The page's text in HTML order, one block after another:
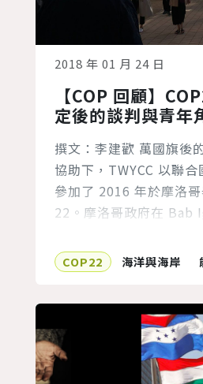
2018 年 01 月 24 日
【COP 回顧】
定後的談判與青年
撰文：李建歡 萬國旗後
協助下，TWYCC 以聯
參加了 2016 年於摩洛
22。摩洛哥政府在 Bab
地不大的會場，迎來世界
員，和整個世界的衝突和
無數張不同膚色的臉孔
內看似光鮮的外表與其中
亂，並在混亂中釐...
COP22 海洋與海岸